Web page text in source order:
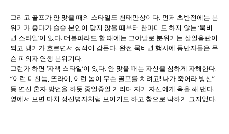
그리고 골프가 안 맞을 때의 스타일도 천태만상이다. 먼저 초반전에는 분
위기가 좋다가 슬슬 본인이 맞지 않을 때부터 한마디도 하지 않는 ‘묵비
권 스타일’이 있다. 더블파라도 할 때에는 그야말로 분위기는 살얼음판이
되고 냉기가 흐르면서 정적이 감돈다. 완전 묵비권 행사에 동반자들은 무
슨 피의자 연행 분위기다.
그런가 하면 ‘자책 스타일’이 있다. 안 맞을 때는 자신을 심하게 자해한다.
“이런 미친놈, 또라이, 이런 놈이 무슨 골프를 치려고! 나가 죽어라 빙신”
등 연신 혼자 방언을 하듯 중얼중얼 거리며 자기 자신에게 욕을 해 댄다.
옆에서 보면 마치 정신병자처럼 보이기도 하고 참으로 딱하기 그지없다.